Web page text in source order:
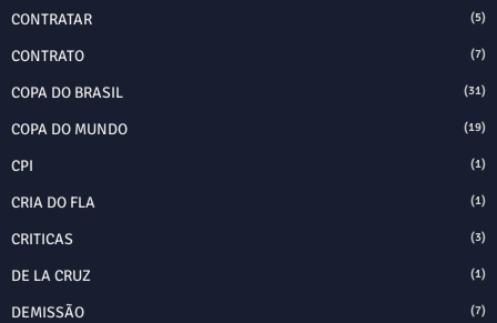
CONTRATAR (5)
CONTRATO (7)
COPA DO BRASIL (31)
COPA DO MUNDO (19)
CPI (1)
CRIA DO FLA (1)
CRITICAS (3)
DE LA CRUZ (1)
DEMISSÃO (7)